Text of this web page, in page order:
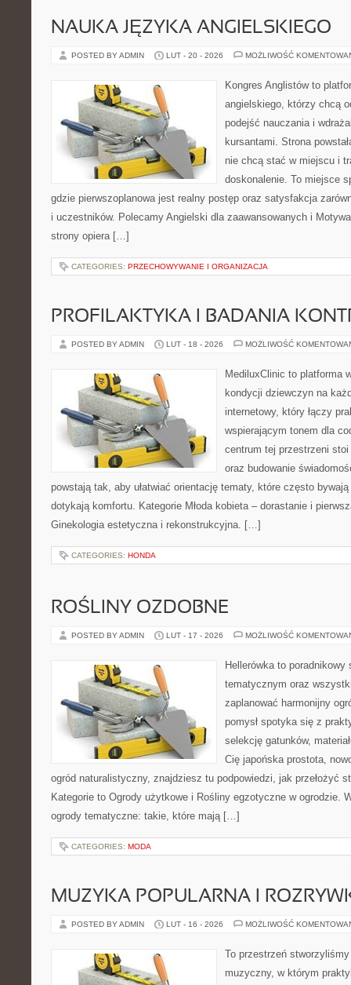
NAUKA JĘZYKA ANGIELSKIEGO
POSTED BY ADMIN LUT - 20 - 2026 MOŻLIWOŚĆ
Kongres Anglistów to
angielskiego, którzy chcą
podejść nauczania i
kursantami. Strona
nie chcą stać w miejscu i
doskonalenie. To miejsce
gdzie pierwszoplanowa jest realny postęp oraz satysfakcja
i uczestników. Polecamy Angielski dla zaawansowanych i
strony opiera […]
CATEGORIES: PRZECHOWYWANIE I ORGANIZACJA
PROFILAKTYKA I BADANIA
POSTED BY ADMIN LUT - 18 - 2026 MOŻLIWOŚĆ
MediluxClinic to platforma
kondycji dziewczyn na
internetowy, który łączy
wspierającym tonem dla
centrum tej przestrzeni
oraz budowanie
powstają tak, aby ułatwiać orientację tematy, które często
dotykają komfortu. Kategorie Młoda kobieta – dorastanie i
Ginekologia estetyczna i rekonstrukcyjna. […]
CATEGORIES: HONDA
ROŚLINY OZDOBNE
POSTED BY ADMIN LUT - 17 - 2026 MOŻLIWOŚĆ
Hellerówka to
tematycznym oraz
zaplanować harmonijny
pomysł spotyka się z
selekcję gatunków,
Cię japońska prostota,
ogród naturalistyczny, znajdziesz tu podpowiedzi, jak przełożyć
Kategorie to Ogrody użytkowe i Rośliny egzotyczne w ogrodzie.
ogrody tematyczne: takie, które mają […]
CATEGORIES: MODA
MUZYKA POPULARNA I
POSTED BY ADMIN LUT - 16 - 2026 MOŻLIWOŚĆ
To przestrzeń
muzyczny, w którym